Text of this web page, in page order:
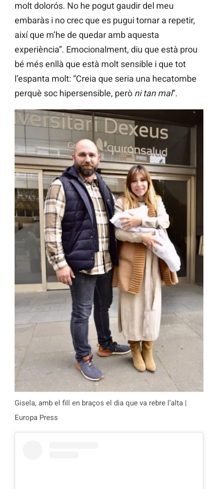
molt dolorós. No he pogut gaudir del meu
embaràs i no crec que es pugui tornar a repetir,
així que m’he de quedar amb aquesta
experiència”. Emocionalment, diu que està prou
bé més enllà que està molt sensible i que tot
l’espanta molt: “Creia que seria una hecatombe
perquè soc hipersensible, però ni tan mal“.
Gisela, amb el fill en braços el dia que va rebre l’alta |
Europa Press